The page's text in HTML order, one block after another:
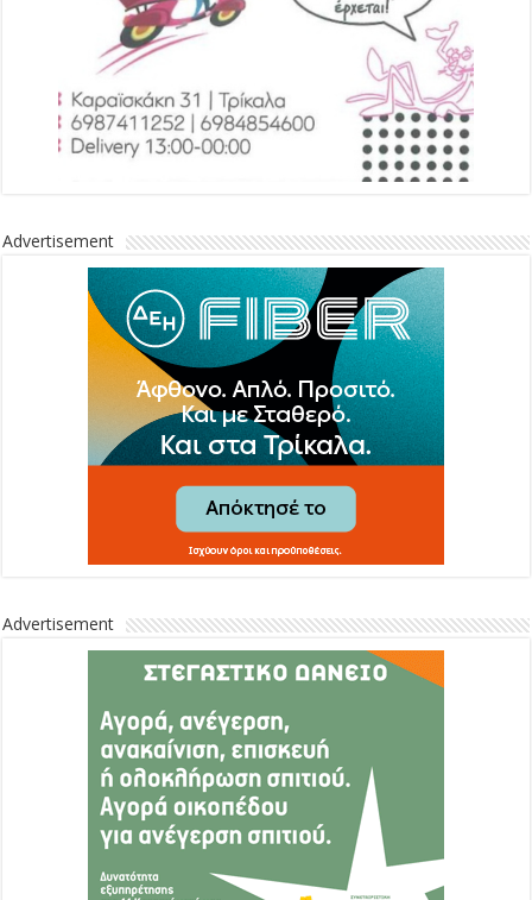
Advertisement
Advertisement